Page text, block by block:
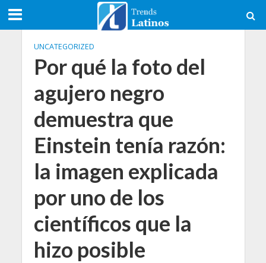
UNCATEGORIZED
Por qué la foto del
agujero negro
demuestra que
Einstein tenía razón:
la imagen explicada
por uno de los
científicos que la
hizo posible